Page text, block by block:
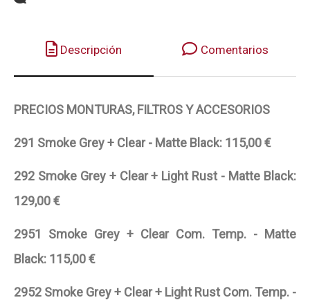
Descripción Comentarios
PRECIOS MONTURAS, FILTROS Y ACCESORIOS
291 Smoke Grey + Clear - Matte Black: 115,00 €
292 Smoke Grey + Clear + Light Rust - Matte Black:
129,00 €
2951 Smoke Grey + Clear Com. Temp. - Matte
Black: 115,00 €
2952 Smoke Grey + Clear + Light Rust Com. Temp. -